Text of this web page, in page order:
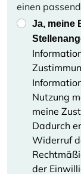
einen
Ja, meine
Nutzung
meine
Dadurch
Widerruf
der